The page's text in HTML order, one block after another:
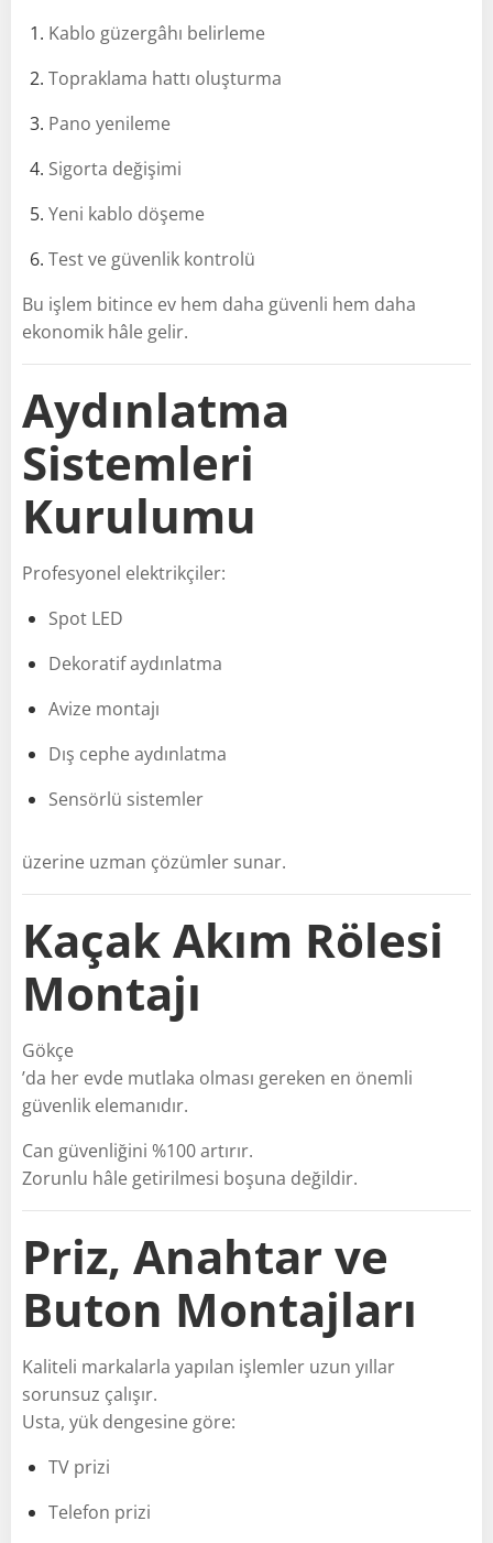
Kablo güzergâhı belirleme
Topraklama hattı oluşturma
Pano yenileme
Sigorta değişimi
Yeni kablo döşeme
Test ve güvenlik kontrolü
Bu işlem bitince ev hem daha güvenli hem daha
ekonomik hâle gelir.
Aydınlatma
Sistemleri
Kurulumu
Profesyonel elektrikçiler:
Spot LED
Dekoratif aydınlatma
Avize montajı
Dış cephe aydınlatma
Sensörlü sistemler
üzerine uzman çözümler sunar.
Kaçak Akım Rölesi
Montajı
Gökçe
’da her evde mutlaka olması gereken en önemli
güvenlik elemanıdır.
Can güvenliğini %100 artırır.
Zorunlu hâle getirilmesi boşuna değildir.
Priz, Anahtar ve
Buton Montajları
Kaliteli markalarla yapılan işlemler uzun yıllar
sorunsuz çalışır.
Usta, yük dengesine göre:
TV prizi
Telefon prizi